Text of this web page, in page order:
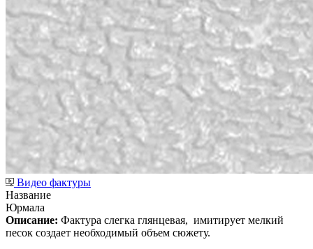
Видео фактуры
Название
Юрмала
Описание: Фактура слегка глянцевая, имитирует мелкий
песок создает необходимый объем сюжету.